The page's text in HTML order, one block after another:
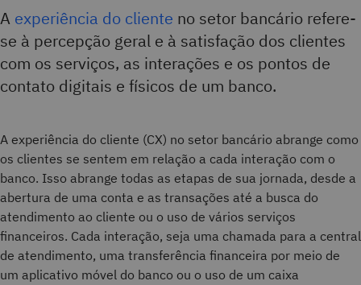
A experiência do cliente no setor bancário refere-
se à percepção geral e à satisfação dos clientes
com os serviços, as interações e os pontos de
contato digitais e físicos de um banco.
A experiência do cliente (CX) no setor bancário abrange como
os clientes se sentem em relação a cada interação com o
banco. Isso abrange todas as etapas de sua jornada, desde a
abertura de uma conta e as transações até a busca do
atendimento ao cliente ou o uso de vários serviços
financeiros. Cada interação, seja uma chamada para a central
de atendimento, uma transferência financeira por meio de
um aplicativo móvel do banco ou o uso de um caixa